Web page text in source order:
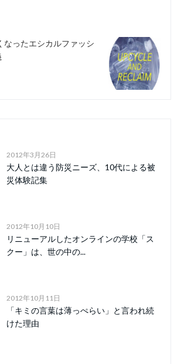
なったエシカルファッシ
2012年3月26日
大人とは違う防災ニーズ、10代による被
災体験記集
2012年10月10日
リニューアルしたオンラインの学校「ス
クー」は、世の中の...
2012年10月11日
「キミの言葉は薄っぺらい」と言われ続
けた理由